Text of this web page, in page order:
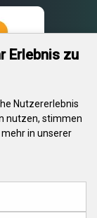
Grafiken, Videos
und anderen
kommerzielle
anderen
Erlebnis zu
Nutzererlebnis
nutzen, stimmen
in unserer